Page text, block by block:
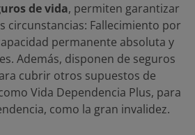
de vida, permiten garantizar
circunstancias: Fallecimiento por
permanente absoluta y
Además, disponen de seguros
cubrir otros supuestos de
Vida Dependencia Plus, para
como la gran invalidez.